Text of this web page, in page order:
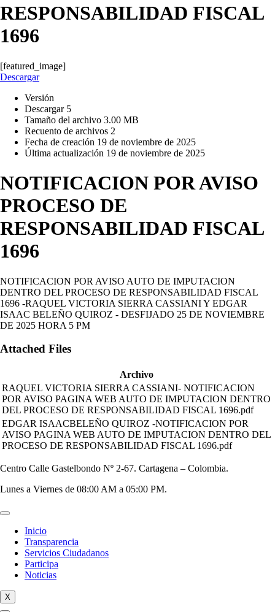
RESPONSABILIDAD FISCAL
1696
[featured_image]
Descargar
Versión
Descargar 5
Tamaño del archivo 3.00 MB
Recuento de archivos 2
Fecha de creación 19 de noviembre de 2025
Última actualización 19 de noviembre de 2025
NOTIFICACION POR AVISO
PROCESO DE
RESPONSABILIDAD FISCAL
1696
NOTIFICACION POR AVISO AUTO DE IMPUTACION
DENTRO DEL PROCESO DE RESPONSABILIDAD FISCAL
1696 -RAQUEL VICTORIA SIERRA CASSIANI Y EDGAR
ISAAC BELEÑO QUIROZ - DESFIJADO 25 DE NOVIEMBRE
DE 2025 HORA 5 PM
Attached Files
Archivo
RAQUEL VICTORIA SIERRA CASSIANI- NOTIFICACION
POR AVISO PAGINA WEB AUTO DE IMPUTACION DENTRO
DEL PROCESO DE RESPONSABILIDAD FISCAL 1696.pdf
EDGAR ISAACBELEÑO QUIROZ -NOTIFICACION POR
AVISO PAGINA WEB AUTO DE IMPUTACION DENTRO DEL
PROCESO DE RESPONSABILIDAD FISCAL 1696.pdf
Centro Calle Gastelbondo Nº 2-67. Cartagena – Colombia.
Lunes a Viernes de 08:00 AM a 05:00 PM.
Inicio
Transparencia
Servicios Ciudadanos
Participa
Noticias
X